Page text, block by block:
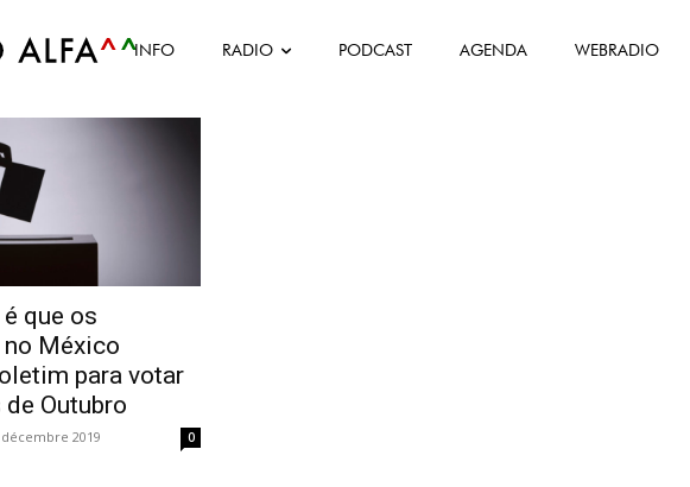
INFO RADIO PODCAST AGENDA WEBRADIO
portugueses do estrangeiro
portugueses do estrangeiro
que os
México
para votar
Outubro
2019 0